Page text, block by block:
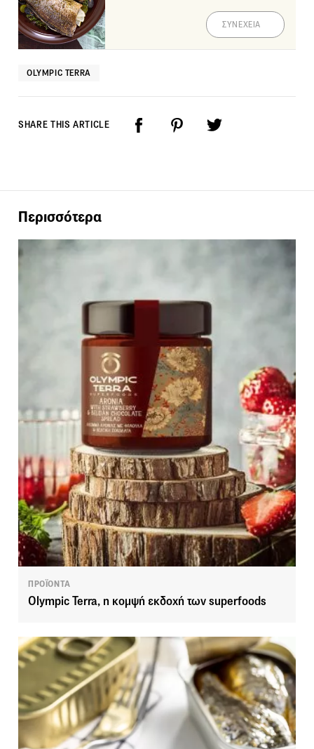
ΣΥΝΕΧΕΙΑ
OLYMPIC TERRA
SHARE THIS ARTICLE
Περισσότερα
ΠΡΟΪΟΝΤΑ
Olympic Terra, η κομψή εκδοχή των superfoods